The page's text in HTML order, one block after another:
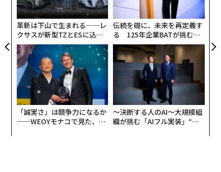
Pixel 5は6.0インチ/FHD+の有機ELディスプレイを搭載
する。先のシリーズまでは少し大判サイズの「XL」も同
時に発売されてきたが、今回はPixel 5 XLというモデル
はない。代わりに6.2インチ/FHD+の有機ELディスプレ
イを採用するPixel 4a（5G）が大判モデルのファンの期
待を背に受ける。
革新は下山で生まれる──レ
クサスが新型TZとESに込め
た「DISCOVER」の哲学
伝統を礎に、未来を再定義す
る 125年企業BATが挑むス
モークレスな未来
「誠実さ」は競争力になるか
──WEOYモナコで見た、く
〜決断する人のAI〜大規模組
織が挑む「AIフル実装」“使